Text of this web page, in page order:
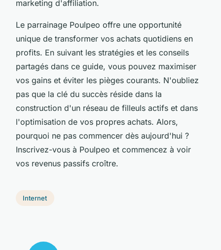
marketing d'affiliation.
Le parrainage Poulpeo offre une opportunité
unique de transformer vos achats quotidiens en
profits. En suivant les stratégies et les conseils
partagés dans ce guide, vous pouvez maximiser
vos gains et éviter les pièges courants. N'oubliez
pas que la clé du succès réside dans la
construction d'un réseau de filleuls actifs et dans
l'optimisation de vos propres achats. Alors,
pourquoi ne pas commencer dès aujourd'hui ?
Inscrivez-vous à Poulpeo et commencez à voir
vos revenus passifs croître.
Internet